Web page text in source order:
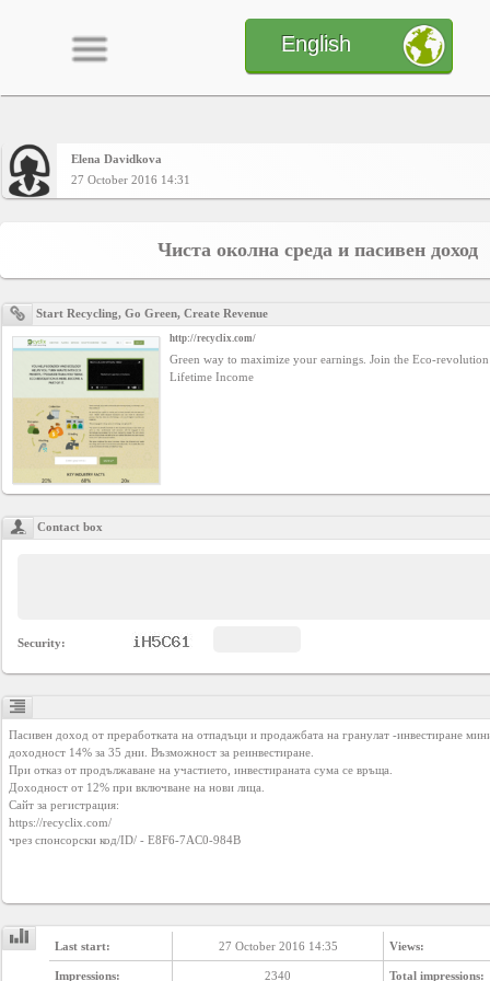
Home
Charts
Yepses
Members
interest
PERSONAL
Login
FB
Registration
English
Elena Davidkova
27 October 2016 14:31
Чиста околна среда и пасивен доход
Start Recycling, Go Green, Create Revenue
http://recyclix.com/
Green way to maximize your earnings. Join the Eco-
Lifetime Income
Contact box
Security:
Пасивен доход от преработката на отпадъци и продажбата на гранулат -инвестиране
доходност 14% за 35 дни. Възможност за реинвестиране.
При отказ от продължаване на участието, инвестираната сума се връща.
Доходност от 12% при включване на нови лица.
https://recyclix.com/
чрез спонсорски код/ID/ - E8F6-7AC0-984B
Last start: 27 October 2016 14:35 Views:
Impressions: 2340 Total impressions: